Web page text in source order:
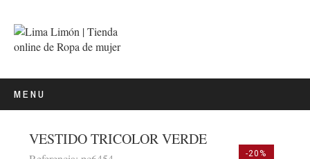
MENU
-20%
VESTIDO TRICOLOR VERDE